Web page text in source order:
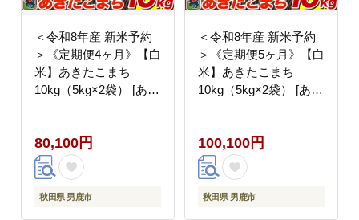
＜令和8年産 新米予約
＞《定期便4ヶ月》【白
米】あきたこまち
10kg（5kg×2袋） [あき
秋田 秋田県産]
80,100円
秋田県 男鹿市
＜令和8年産 新米予約
＞《定期便5ヶ月》【白
米】あきたこまち
10kg（5kg×2袋） [あき
秋田 秋田県産]
100,100円
秋田県 男鹿市